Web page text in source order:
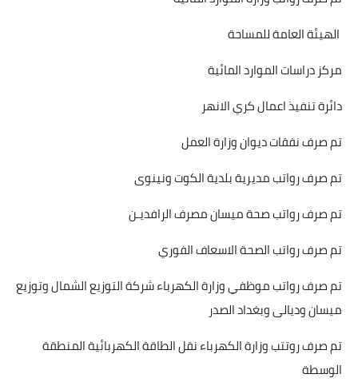
الهيئة العامة للمساحة
مركز دراسات الموارد المائية
دائرة تنفيذ اعمال كري الانهر
تم صرف نفقات ديوان وزارة العمل
تم صرف رواتب مديرية بلدية الكوت ونينوى
تم صرف رواتب صحة ميسان مصرف الرافديـن
تم صرف رواتب الصحة الاسعاف الفوري
تم صرف رواتب موظفي وزارة الكهرباء شركة التوزيع الشمال وتوزيع
ميسان وديالى وبغداد الصدر
تم صرف روتتب وزارة الكهرباء نقل الطاقة الكهربائية المنطقة
الوسطة